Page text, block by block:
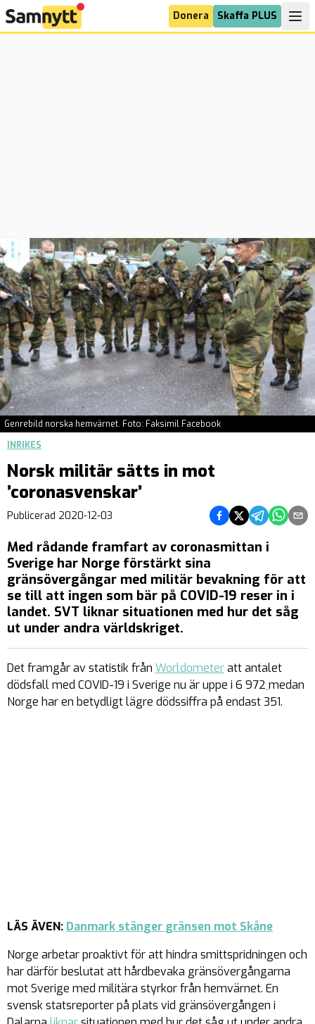
Donera Skaffa PLUS
Genrebild norska hemvärnet. Foto: Faksimil Facebook
INRIKES
Norsk militär sätts in mot
’coronasvenskar’
Publicerad 2020-12-03 Dela på Facebook
Dela på Twitter
Dela påDela på
Dela
Med rådande framfart av coronasmittan i
Sverige har Norge förstärkt sina
gränsövergångar med militär bevakning för att
se till att ingen som bär på COVID-19 reser in i
landet. SVT liknar situationen med hur det såg
ut under andra världskriget.
Det framgår av statistik från Worldometeratt antalet
dödsfall med COVID-19 i Sverige nu är uppe i 6 972 medan
Norge har en betydligt lägre dödssiffra på endast 351.
LÄS ÄVEN: Danmark stänger gränsen mot Skåne
Norge arbetar proaktivt för att hindra smittspridningen och
har därför beslutat att hårdbevaka gränsövergångarna
mot Sverige med militära styrkor från hemvärnet. En
svensk statsreporter på plats vid gränsövergången i